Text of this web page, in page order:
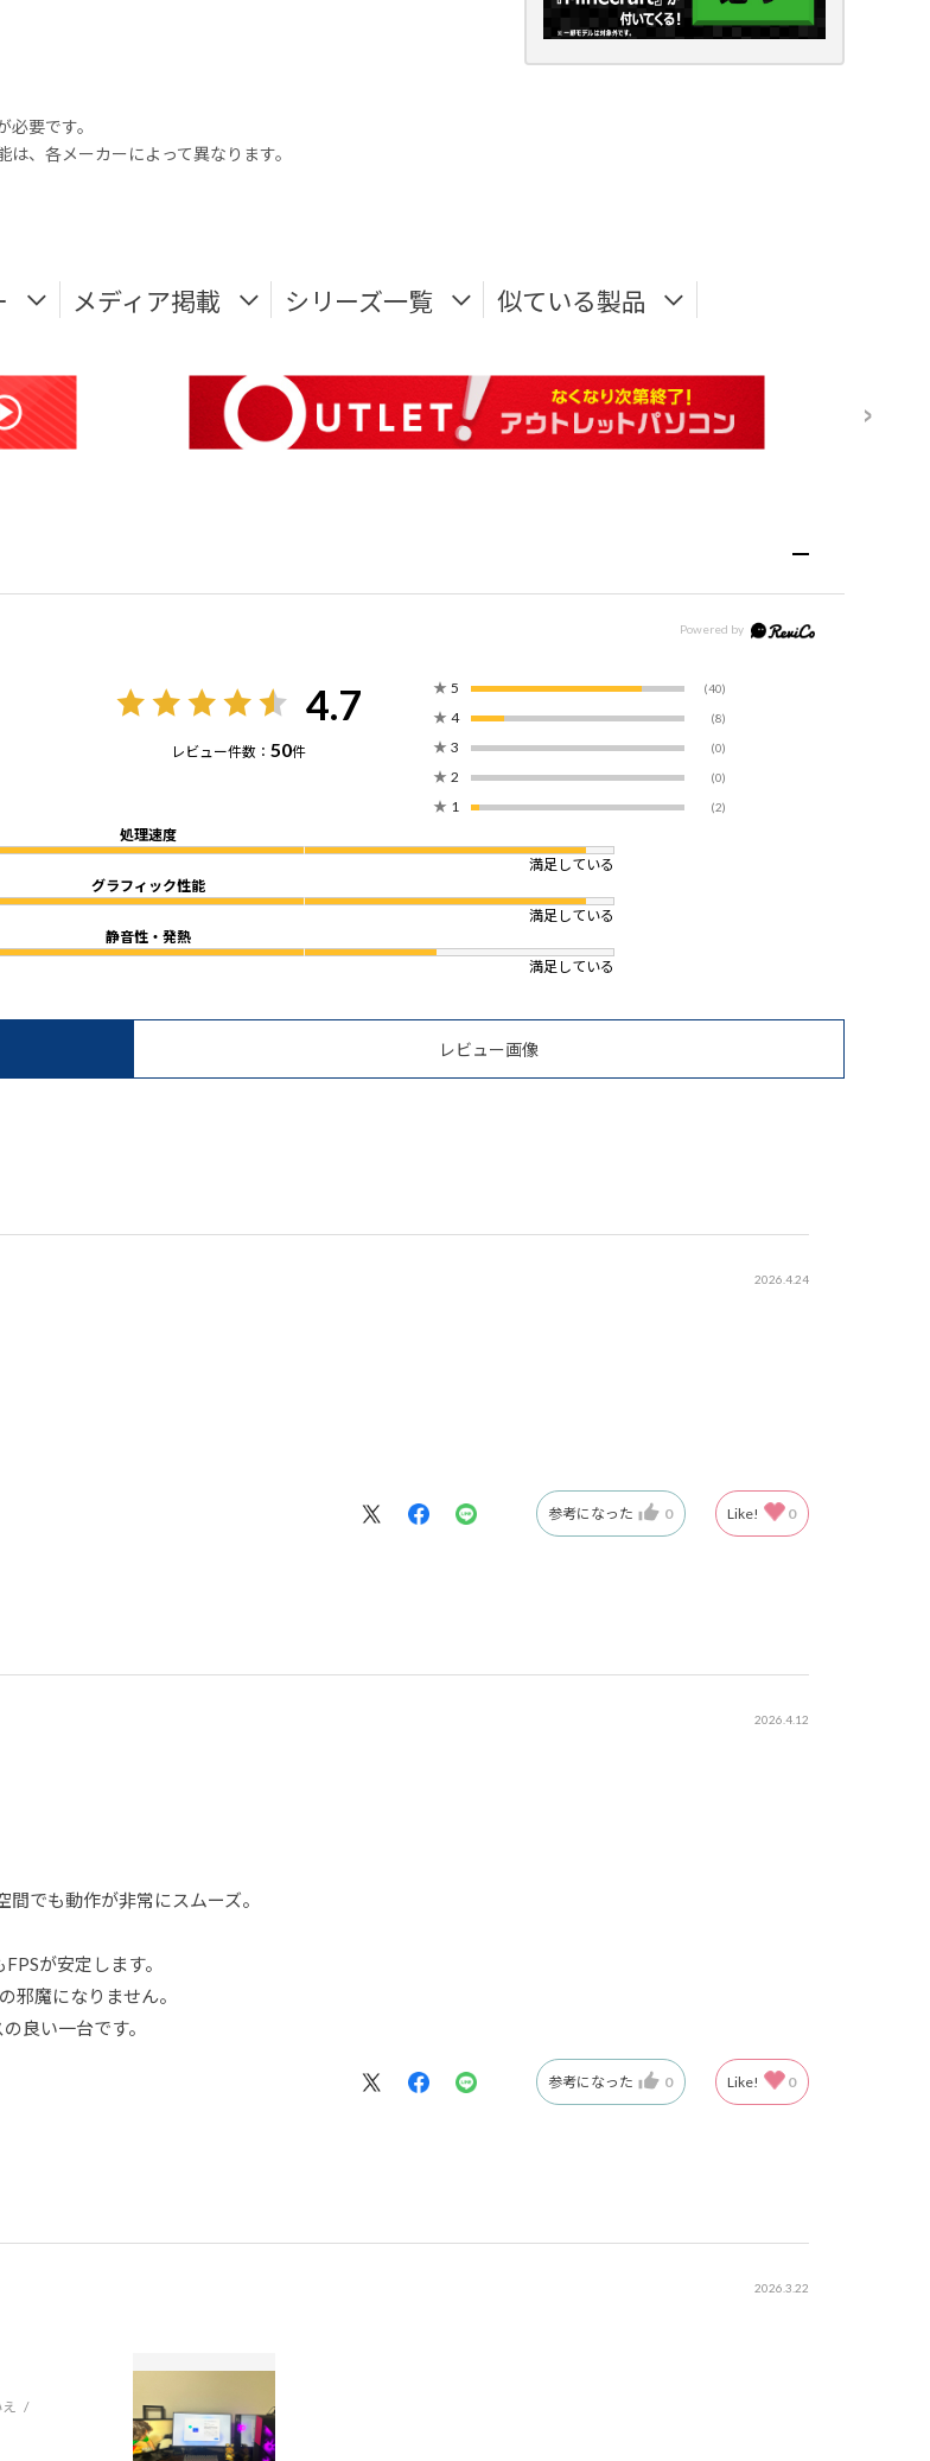
要です。
、各メーカーによって異なります。
メディア掲載 シリーズ一覧 似ている製品
4.7
レビュー件数： 50件
★ 5 (40)
★ 4 (8)
★ 3 (0)
★ 2 (0)
★ 1 (2)
処理速度
満足している
グラフィック性能
満足している
静音性・発熱
満足している
レビュー画像
2026.4.24
参考になった 0 Like! 0
2026.4.12
でも動作が非常にスムーズ。
が安定します。
邪魔になりません。
良い一台です。
参考になった 0 Like! 0
2026.3.22